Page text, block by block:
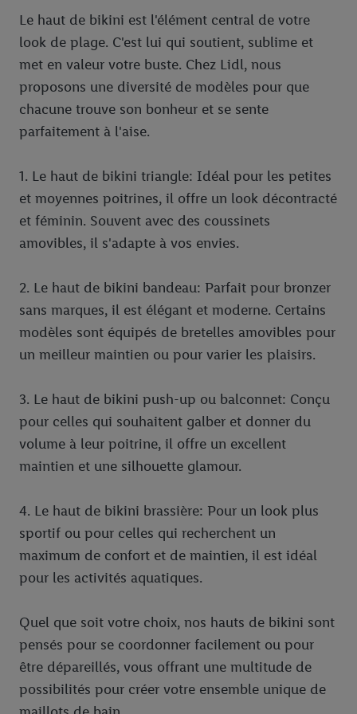
Le haut de bikini est l'élément central de votre
look de plage. C'est lui qui soutient, sublime et
met en valeur votre buste. Chez Lidl, nous
proposons une diversité de modèles pour que
chacune trouve son bonheur et se sente
parfaitement à l'aise.
1. Le haut de bikini triangle: Idéal pour les petites
et moyennes poitrines, il offre un look décontracté
et féminin. Souvent avec des coussinets
amovibles, il s'adapte à vos envies.
2. Le haut de bikini bandeau: Parfait pour bronzer
sans marques, il est élégant et moderne. Certains
modèles sont équipés de bretelles amovibles pour
un meilleur maintien ou pour varier les plaisirs.
3. Le haut de bikini push-up ou balconnet: Conçu
pour celles qui souhaitent galber et donner du
volume à leur poitrine, il offre un excellent
maintien et une silhouette glamour.
4. Le haut de bikini brassière: Pour un look plus
sportif ou pour celles qui recherchent un
maximum de confort et de maintien, il est idéal
pour les activités aquatiques.
Quel que soit votre choix, nos hauts de bikini sont
pensés pour se coordonner facilement ou pour
être dépareillés, vous offrant une multitude de
possibilités pour créer votre ensemble unique de
votre adresse e-mail hachée peut également être fusionnée
avec d’autres identifiants ou identifiants qui vous sont
attribués et dont dispose Criteo S.A.
Sous réserve de votre accord, les publicités liées au reciblage,
c’est-à-dire des publicités pour des produits pour lesquels vous
avez montré de l’intérêt (par exemple en plaçant le produit dans
un panier d’un webshop mais sans procéder à l’achat) peuvent
également être affichées sur plusieurs apppareils et plusieurs
Lidl peuvent vous être attribués en utilisant votre adresse e-
mail hachée et, le cas échéant, d’autres identifiants/identifiants
dont dispose Criteo S.A.
Sous « Personnaliser », vous pouvez autoriser des finalités
traitement des données.
En cliquant sur « Refuser », vous pouvez autoriser uniquement
l’utilisation des technologies nécessaires. En cliquant sur «
Accepter », vous autorisez tous les traitements pour toutes les
finalités susmentionnées. Vous trouverez de plus amples
droit de révoquer votre consentement à tout moment avec effet
pour l’avenir dans notre déclaration relative à la protection des
données.Vous trouverez les impressions ici.